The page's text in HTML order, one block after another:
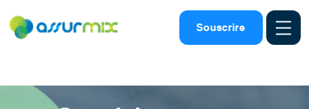
Souscrire
Assurance ski
Accident Pisteski Securite
Premierssecours Assurance